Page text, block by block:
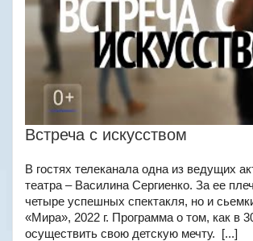
Встреча с искусством
В гостях телеканала одна из ведущих
театра – Василина Сергиенко. За ее
четыре успешных спектакля, но и
«Мира», 2022 г. Программа о том, как в
осуществить свою детскую мечту. [...]